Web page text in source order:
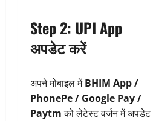
Step 2: UPI App
अपडेट करें
अपने मोबाइल मेंBHIM App /
PhonePe / Google Pay /
Paytmको लेटेस्ट वर्जन में अपडेट